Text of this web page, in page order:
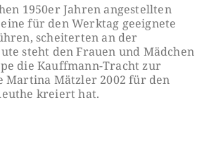
1950er Jahren angestellten
für den Werktag geeignete
scheiterten an der
te steht den Frauen und Mädchen
die Kauffmann-Tracht zur
Martina Mätzler 2002 für den
kreiert hat.